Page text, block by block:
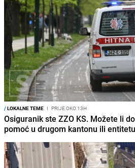
/LOKALNE TEME I PRIJE OKO 13H
Osiguranik ste ZZO KS. Možete li
pomoć u drugom kantonu ili